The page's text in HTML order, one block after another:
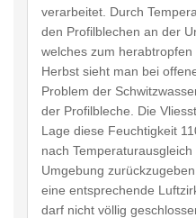
verarbeitet. Durch
den Profilblechen an der
welches zum
Herbst sieht man bei
Problem der
der Profilbleche. Die
Lage diese Feuchtigkeit
nach
Umgebung
eine entsprechende
darf nicht völlig